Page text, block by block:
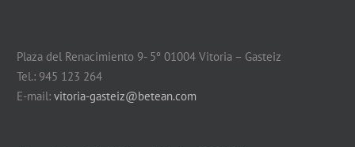
Plaza del Renacimiento 9- 5º 01004 Vitoria – Gasteiz
Tel.: 945 123 264
E-mail: vitoria-gasteiz@betean.com